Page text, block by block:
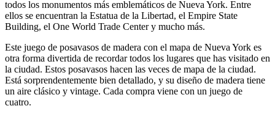
todos los monumentos más emblemáticos de Nueva York. Entre
ellos se encuentran la Estatua de la Libertad, el Empire State
Building, el One World Trade Center y mucho más.
Este juego de posavasos de madera con el mapa de Nueva York es
otra forma divertida de recordar todos los lugares que has visitado en
la ciudad. Estos posavasos hacen las veces de mapa de la ciudad.
Está sorprendentemente bien detallado, y su diseño de madera tiene
un aire clásico y vintage. Cada compra viene con un juego de
cuatro.